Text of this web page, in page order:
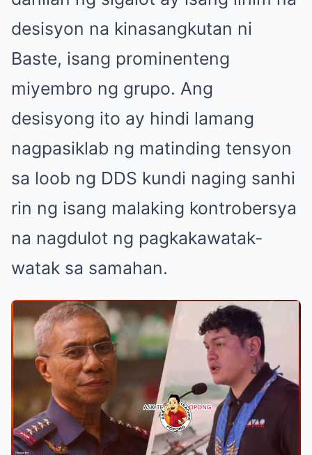
desisyon na kinasangkutan ni
Baste, isang prominenteng
miyembro ng grupo. Ang
desisyong ito ay hindi lamang
nagpasiklab ng matinding tensyon
sa loob ng DDS kundi naging sanhi
rin ng isang malaking kontrobersya
na nagdulot ng pagkakawatak-
watak sa samahan.